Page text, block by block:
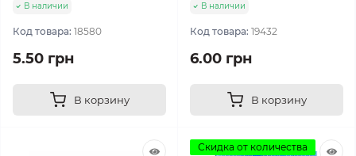
В наличии
Код товара: 18580
5.50 грн
В корзину
В наличии
Код товара: 19432
6.00 грн
В корзину
Скидка от количества